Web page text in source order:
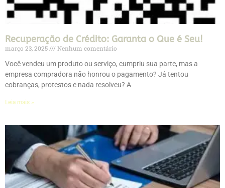
Recuperação de Crédito: Garanta o Que é Seu!
março 23, 2025
Nenhum comentário
Você vendeu um produto ou serviço, cumpriu sua parte, mas a
empresa compradora não honrou o pagamento? Já tentou
cobranças, protestos e nada resolveu? A
Leia mais »